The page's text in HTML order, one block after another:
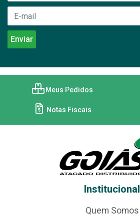
Meus Pedidos
Notas Fiscais
Institucional
Quem Somos